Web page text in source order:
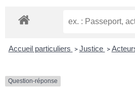
Accueil particuliers > Justice >
Question-réponse